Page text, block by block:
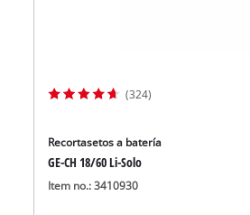
(324)
Recortasetos a batería
GE-CH 18/60 Li-Solo
Item no.: 3410930